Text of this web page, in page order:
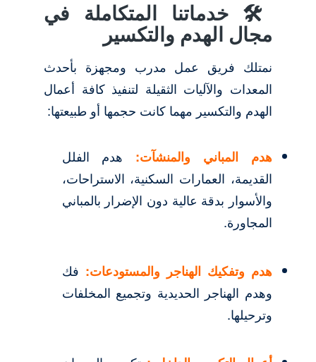
🛠️ خدماتنا المتكاملة في
مجال الهدم والتكسير
نمتلك فريق عمل مدرب ومجهزة بأحدث
المعدات والآليات الثقيلة لتنفيذ كافة أعمال
الهدم والتكسير مهما كانت حجمها أو طبيعتها:
هدم المباني والمنشآت: هدم الفلل
القديمة، العمارات السكنية، الاستراحات،
والأسوار بدقة عالية دون الإضرار بالمباني
المجاورة.
هدم وتفكيك الهناجر والمستودعات: فك
وهدم الهناجر الحديدية وتجميع المخلفات
وترحيلها.